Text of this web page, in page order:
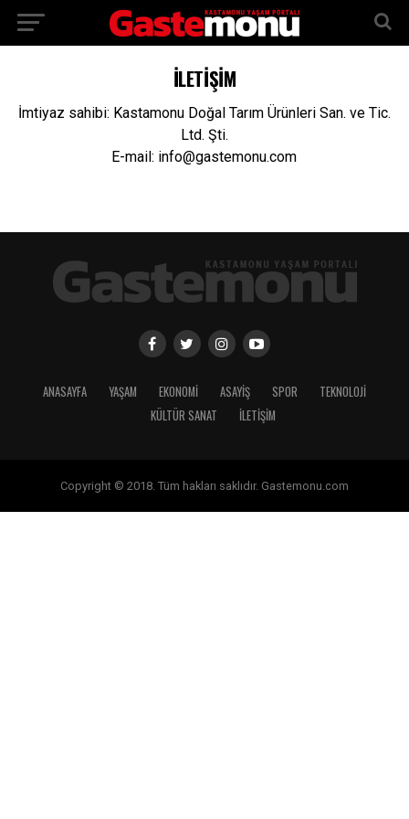
İLETİŞİM
İmtiyaz sahibi: Kastamonu Doğal Tarım Ürünleri San. ve Tic.
Ltd. Şti.
E-mail: info@gastemonu.com
ANASAYFA YAŞAM EKONOMİ ASAYİŞ SPOR
TEKNOLOJİ
KÜLTÜR SANAT
İLETİŞİM
Copyright © 2018. Tüm hakları saklıdır. Gastemonu.com